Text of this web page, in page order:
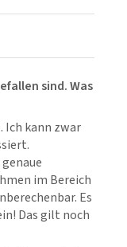
sind. Was
Ich kann zwar
im Bereich
Es
Das gilt noch